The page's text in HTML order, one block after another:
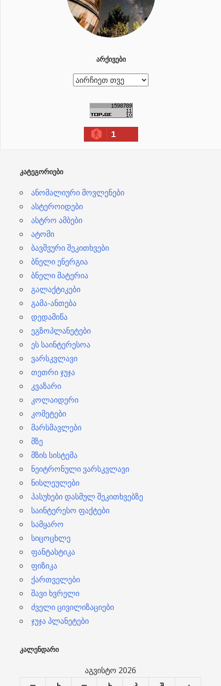
ᲐᲠᲥᲘᲕᲔᲑᲘ
ა
1
ᲙᲐᲢᲔᲒᲝᲠᲘᲔᲑᲘ
ანომალიური მოვლენები
ასტეროიდები
ასტრო ამბები
ატომი
ბავშვური შეკითხვები
ბნელი ენერგია
ბნელი მატერია
გალაქტიკები
გამა-ანთება
დედამიწა
ეგზოპლანეტები
ეს საინტერესოა
ვარსკვლავი
თეთრი ჯუჯა
კვაზარი
კოლაიდერი
კომეტები
მარსმავლები
მზე
მზის სისტემა
ნეიტრონული ვარსკვლავი
ნისლეულები
პასუხები დასმულ შეკითხვებზე
საინტერესო ფაქტები
სამყარო
სიცოცხლე
ფანტასტიკა
ფიზიკა
ქართველები
შავი ხვრელი
ძველი ცივილიზაციები
ჯუჯა პლანეტები
ᲙᲐᲚᲔᲜᲓᲐᲠᲘ
აგვისტო 2026